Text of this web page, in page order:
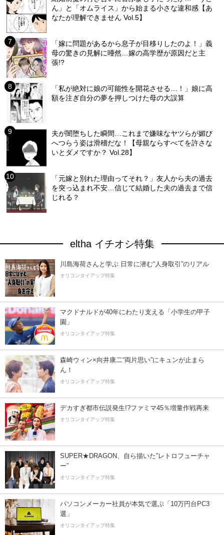
ん」と「オムライス」から始まる小さな違和感【あ
なたが理解できません Vol.5】
「嫁に問題があるから息子が目移りしたのよ！」義
母の驚きの見解に唖然…嫁の高学歴が原因だと主
張!?
「私が絶対に娘の可能性を開花させる…！」娘に高
額を注ぎ自分の夢を押しつけた母の大誤算
夫が闇堕ちした瞬間…これまで嫌味なヤツらが媚び
へつらう姿は滑稽だな！【母親ならすべてを許さな
いとダメですか？ Vol.28】
「元嫁と別れた理由ってそれ？」友人から夫の過去
を突っ込まれ不安…信じて結婚した夫の過去まで信
じれる？
eltha イチオシ特集
川島海荷さんと学ぶ 日常に潜む“人身取引”のリアル
オリコンタイアップ特集
マクドナルドが40年にわたり支える「小学生の甲子
園」
オリコンタイアップ特集
森崎ウィン×向井康二“両片思い”にキュンが止まら
ん！
オリコンタイアップ特集
デカすぎ都市伝説発生!?ファミマ45％増量作戦再来
オリコンタイアップ特集
SUPER★DRAGON、自ら描いた”レトロフューチャ
ー”
オリコンタイアップ特集
パソコンメーカー社員が本気で選ぶ「10万円台PC3
選」
オリコンタイアップ特集